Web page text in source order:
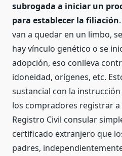
subrogada a iniciar un
para establecer la filiación
van a quedar en un limbo,
hay vínculo genético o se
adopción, eso conlleva
idoneidad, orígenes, etc.
sustancial con la
los compradores registrar a
Registro Civil consular
certificado extranjero que
padres,